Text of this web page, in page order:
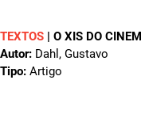
TEXTOS | O XIS DO
Autor: Dahl, Gustavo
Tipo: Artigo